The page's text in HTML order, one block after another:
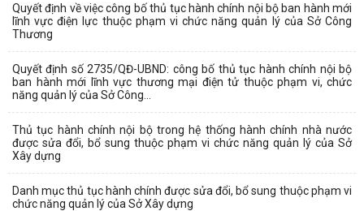
Quyết định về việc công bố thủ tục hành chính nội bộ ban hành mới
lĩnh vực điện lực thuộc phạm vi chức năng quản lý của Sở Công
Thương
Quyết định số 2735/QĐ-UBND: công bố thủ tục hành chính nội bộ
ban hành mới lĩnh vực thương mại điện tử thuộc phạm vi, chức
năng quản lý của Sở Công...
Thủ tục hành chính nội bộ trong hệ thống hành chính nhà nước
được sửa đổi, bổ sung thuộc phạm vi chức năng quản lý của Sở
Xây dựng
Danh mục thủ tục hành chính được sửa đổi, bổ sung thuộc phạm vi
chức năng quản lý của Sở Xây dựng